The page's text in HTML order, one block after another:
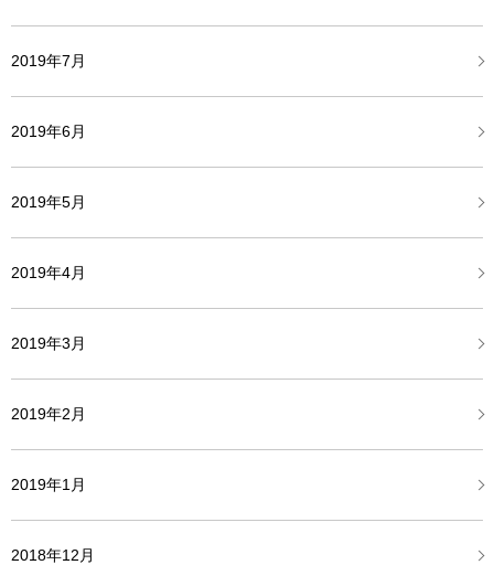
2019年7月
2019年6月
2019年5月
2019年4月
2019年3月
2019年2月
2019年1月
2018年12月